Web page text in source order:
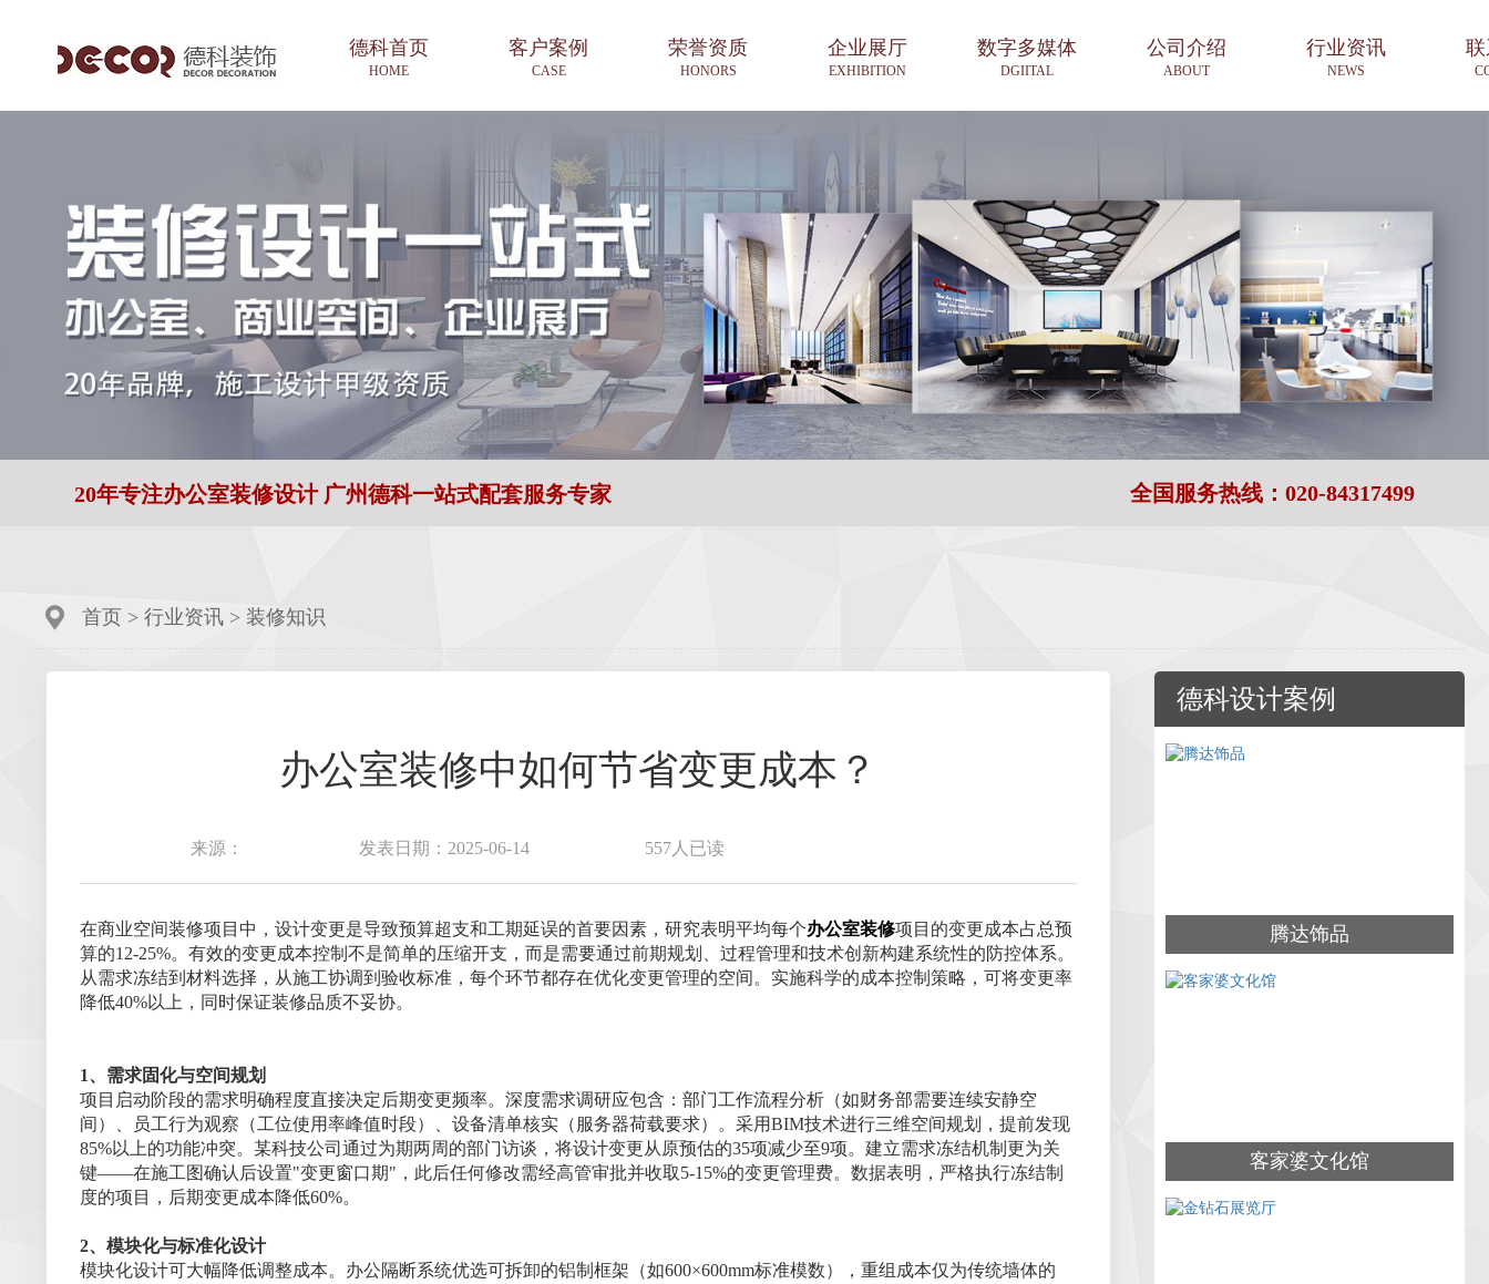
德科首页
HOME
客户案例
CASE
荣誉资质
HONORS
企业展厅
EXHIBITION
数字多媒体
DGIITAL
公司介绍
ABOUT
行业资讯
NEWS
20年专注办公室装修设计 广州德科一站式配套服务专家 全国服务热线：020-84317499
首页 > 行业资讯 > 装修知识
办公室装修中如何节省变更成本？
来源： 发表日期：2025-06-14 557人已读
在商业空间装修项目中，设计变更是导致预算超支和工期延误的首要因素，研究表明平均每个办公室装修项目的变更成本占总预
算的12-25%。有效的变更成本控制不是简单的压缩开支，而是需要通过前期规划、过程管理和技术创新构建系统性的防控体系。
从需求冻结到材料选择，从施工协调到验收标准，每个环节都存在优化变更管理的空间。实施科学的成本控制策略，可将变更率
降低40%以上，同时保证装修品质不妥协。
1、需求固化与空间规划
项目启动阶段的需求明确程度直接决定后期变更频率。深度需求调研应包含：部门工作流程分析（如财务部需要连续安静空
间）、员工行为观察（工位使用率峰值时段）、设备清单核实（服务器荷载要求）。采用BIM技术进行三维空间规划，提前发现
85%以上的功能冲突。某科技公司通过为期两周的部门访谈，将设计变更从原预估的35项减少至9项。建立需求冻结机制更为关
键——在施工图确认后设置"变更窗口期"，此后任何修改需经高管审批并收取5-15%的变更管理费。数据表明，严格执行冻结制
度的项目，后期变更成本降低60%。
2、模块化与标准化设计
模块化设计可大幅降低调整成本。办公隔断系统优选可拆卸的铝制框架（如600×600mm标准模数），重组成本仅为传统墙体的
德科设计案例
腾达饰品
客家婆文化馆